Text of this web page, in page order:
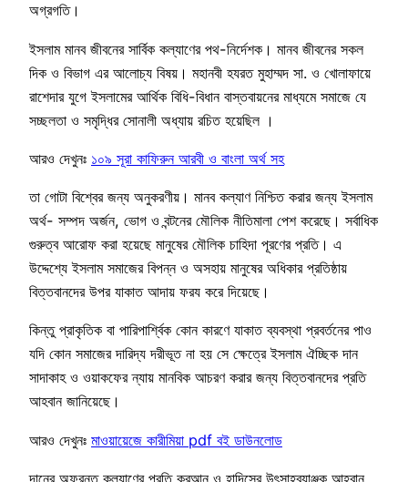
অগ্রগতি।
ইসলাম মানব জীবনের সার্বিক কল্যাণের পথ-নির্দেশক। মানব জীবনের সকল
দিক ও বিভাগ এর আলোচ্য বিষয়। মহানবী হযরত মুহাম্মদ সা. ও খোলাফায়ে
রাশেদার যুগে ইসলামের আর্থিক বিধি-বিধান বাস্তবায়নের মাধ্যমে সমাজে যে
সচ্ছলতা ও সমৃদ্ধির সোনালী অধ্যায় রচিত হয়েছিল ।
আরও দেখুনঃ ১০৯ সূরা কাফিরুন আরবী ও বাংলা অর্থ সহ
তা গোটা বিশ্বের জন্য অনুকরণীয়। মানব কল্যাণ নিশ্চিত করার জন্য ইসলাম
অর্থ- সম্পদ অর্জন, ভোগ ও বন্টনের মৌলিক নীতিমালা পেশ করেছে। সর্বাধিক
গুরুত্ব আরোফ করা হয়েছে মানুষের মৌলিক চাহিদা পূরণের প্রতি। এ
উদ্দেশ্যে ইসলাম সমাজের বিপন্ন ও অসহায় মানুষের অধিকার প্রতিষ্ঠায়
বিত্তবানদের উপর যাকাত আদায় ফরয করে দিয়েছে।
কিন্তু প্রাকৃতিক বা পারিপার্শ্বিক কোন কারণে যাকাত ব্যবস্থা প্রবর্তনের পাও
যদি কোন সমাজের দারিদ্য দরীভূত না হয় সে ক্ষেত্রে ইসলাম ঐচ্ছিক দান
সাদাকাহ ও ওয়াকফের ন্যায় মানবিক আচরণ করার জন্য বিত্তবানদের প্রতি
আহবান জানিয়েছে।
আরও দেখুনঃ মাওয়ায়েজে কারীমিয়া pdf বই ডাউনলোড
দানের অফুরন্ত কল্যাণের প্রতি কুরআন ও হাদিসের উৎসাহব্যাঞ্জক আহবান